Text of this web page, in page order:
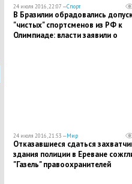
24 июля 2016, 22:07 —Спорт
В Бразилии обрадовались
"чистых" спортсменов из РФ к
Олимпиаде: власти заявили о
24 июля 2016, 21:53 —Мир
Отказавшиеся сдаться
здания полиции в Ереване
"Газель" правоохранителей